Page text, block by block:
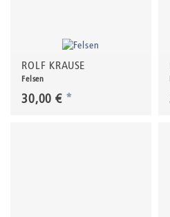
ROLF KRAUSE
Felsen
30,00 € *